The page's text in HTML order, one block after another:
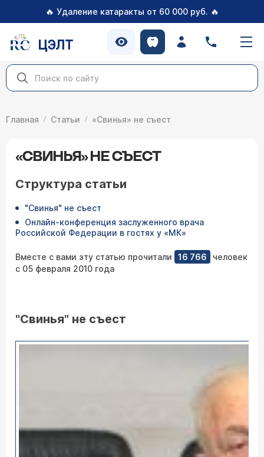
🔥 Удаление катаракты от 60 000 руб. 🔥
ЦЭЛТ
Главная Статьи «Свинья» не съест
«СВИНЬЯ» НЕ СЪЕСТ
Структура статьи
"Свинья" не съест
Онлайн-конференция заслуженного врача
Российской Федерации в гостях у «МК»
Вместе с вами эту статью прочитали 16 766
человек
с 05 февраля 2010 года
"Свинья" не съест